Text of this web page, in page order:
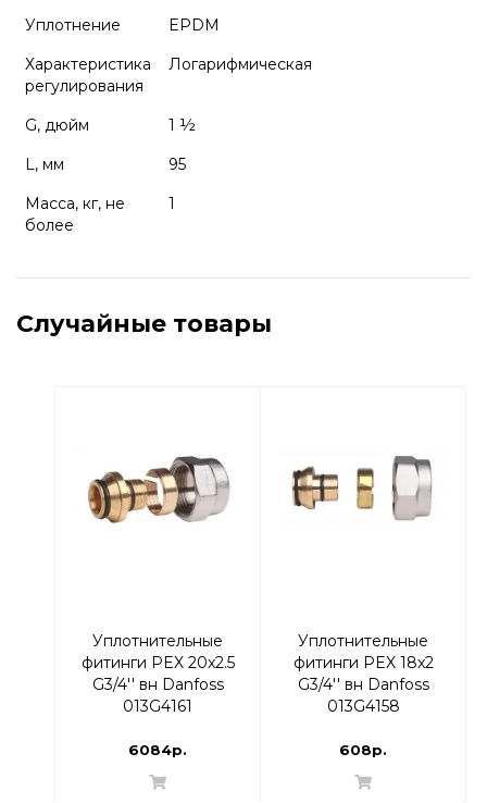
Уплотнение
EPDM
Характеристика
регулирования
Логарифмическая
G, дюйм
1 ½
L, мм
95
Масса, кг, не
более
1
Случайные товары
Уплотнительные
фитинги PEX 20x2.5
G3/4'' вн Danfoss
013G4161
6084р.
Уплотнительные
фитинги PEX 18x2
G3/4'' вн Danfoss
013G4158
608р.